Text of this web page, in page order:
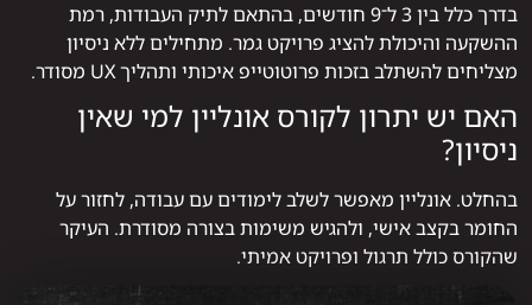
בדרך כלל בין 3 ל־9 חודשים, בהתאם לתיק העבודות, רמת
ההשקעה והיכולת להציג פרויקט גמר. מתחילים ללא ניסיון
מצליחים להשתלב בזכות פרוטוטייפ איכותי ותהליך UX מסודר.
האם יש יתרון לקורס אונליין למי שאין
ניסיון?
בהחלט. אונליין מאפשר לשלב לימודים עם עבודה, לחזור על
החומר בקצב אישי, ולהגיש משימות בצורה מסודרת. העיקר
שהקורס כולל תרגול ופרויקט אמיתי.